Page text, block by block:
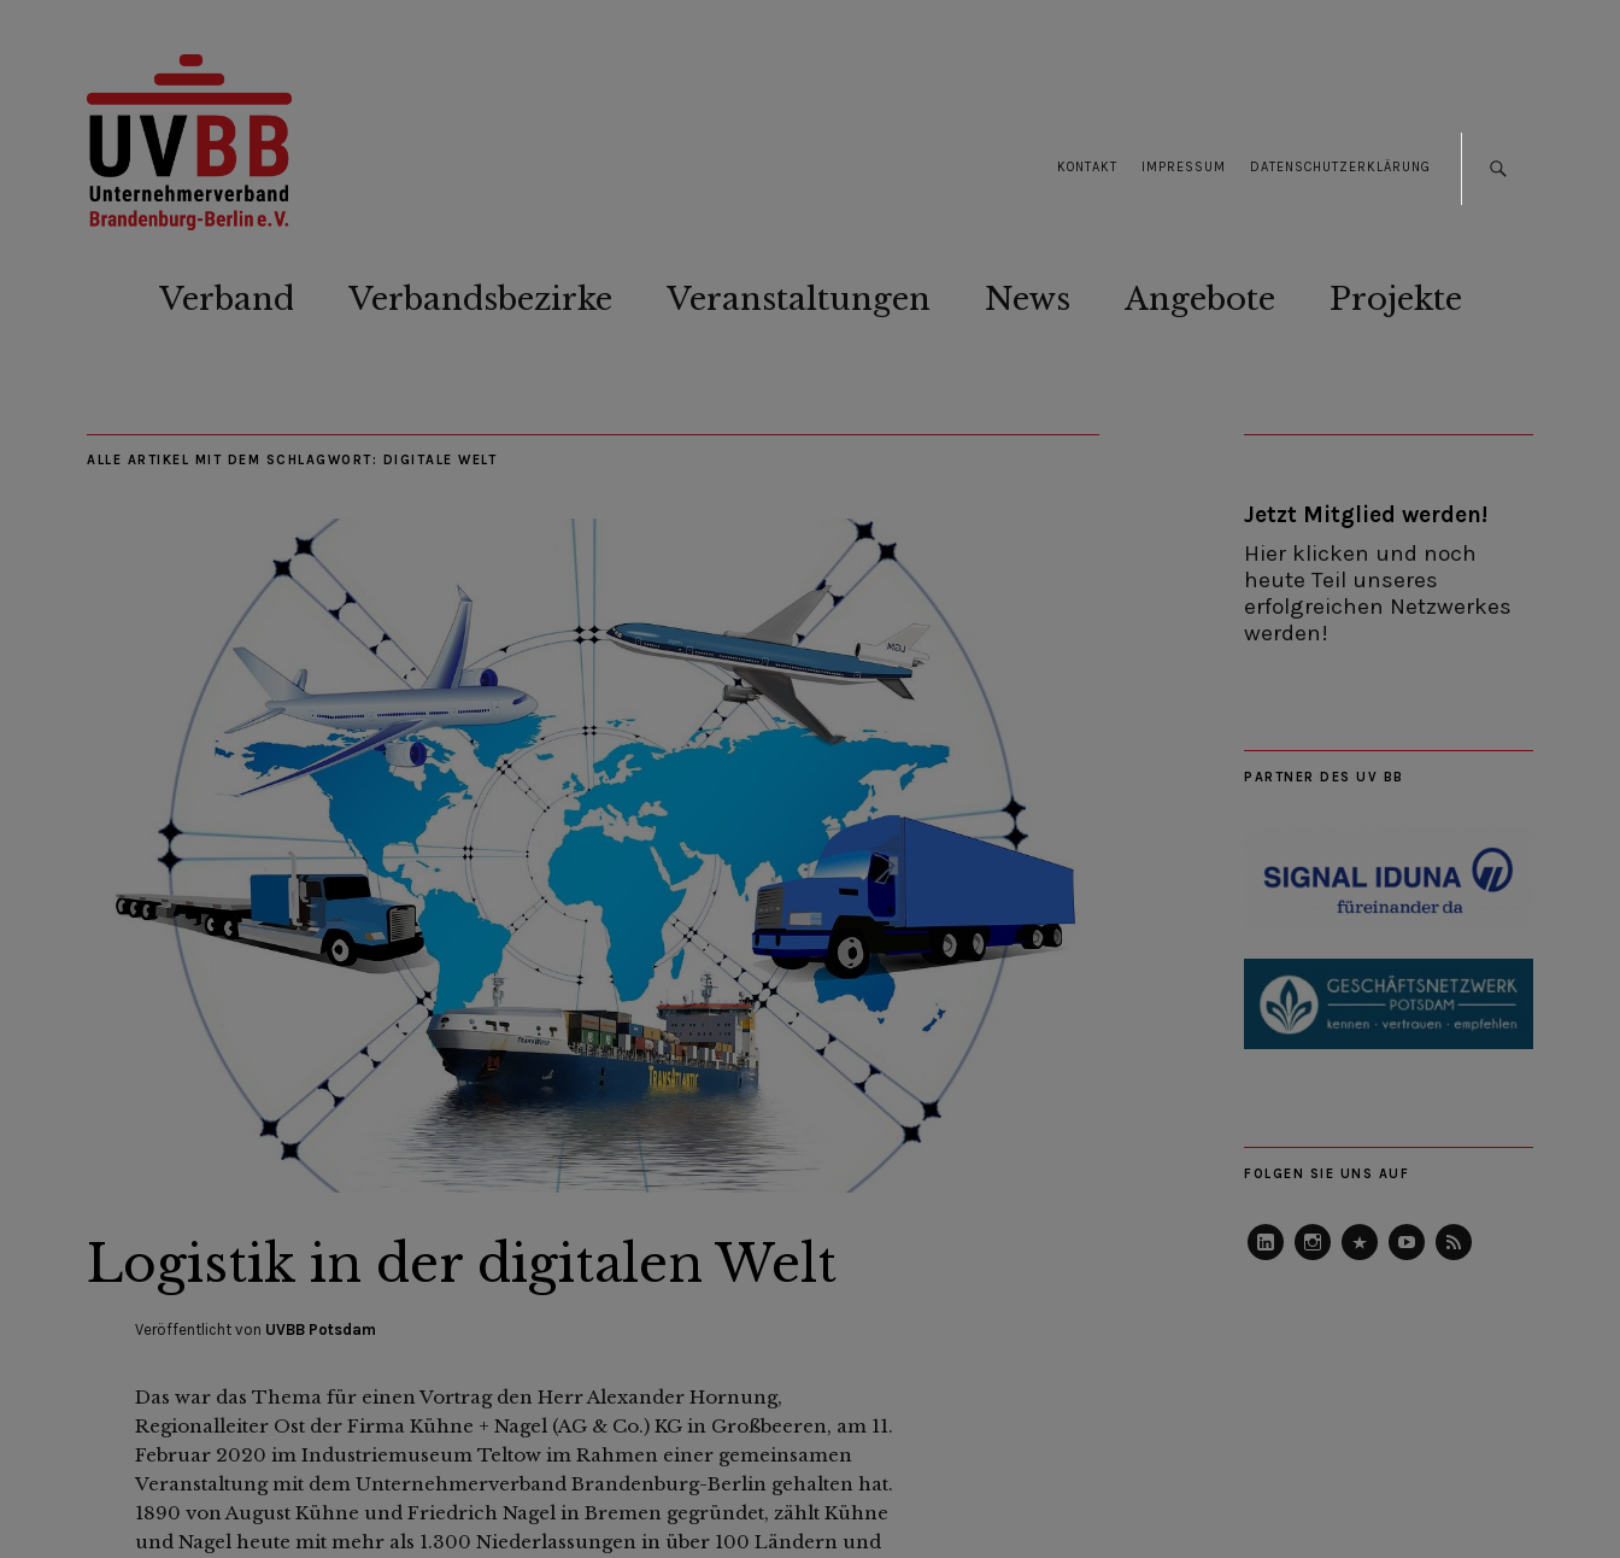
KONTAKT IMPRESSUM DATENSCHUTZERKLÄRUNG
Verband Verbandsbezirke Veranstaltungen News Angebote Projekte
ALLE ARTIKEL MIT DEM SCHLAGWORT: DIGITALE WELT
Logistik in der digitalen Welt
Veröffentlicht von UVBB Potsdam
Das war das Thema für einen Vortrag den Herr Alexander Hornung,
Regionalleiter Ost der Firma Kühne + Nagel (AG & Co.) KG in Großbeeren, am 11.
Februar 2020 im Industriemuseum Teltow im Rahmen einer gemeinsamen
Veranstaltung mit dem Unternehmerverband Brandenburg-Berlin gehalten hat.
1890 von August Kühne und Friedrich Nagel in Bremen gegründet, zählt Kühne
und Nagel heute mit mehr als 1.300 Niederlassungen in über 100 Ländern und
Jetzt Mitglied werden!
Hier klicken und noch
heute Teil unseres
erfolgreichen Netzwerkes
werden!
PARTNER DES UV BB
FOLGEN SIE UNS AUF